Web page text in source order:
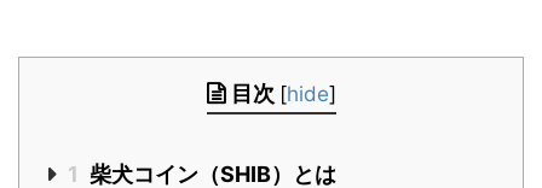
目次 [hide]
1 柴犬コイン（SHIB）とは